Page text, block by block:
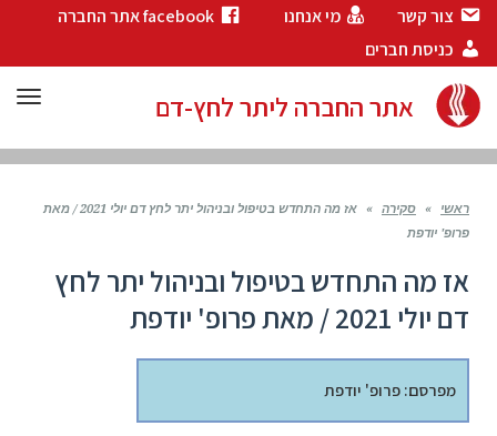
צור קשר
מי אנחנו
כניסת חברים
facebook אתר החברה
אתר החברה ליתר לחץ-דם
ראשי » סקירה »
אז מה התחדש בטיפול ובניהול יתר לחץ דם יולי 2021 / מאת
פרופ' יודפת
אז מה התחדש בטיפול ובניהול יתר לחץ
דם יולי 2021 / מאת פרופ' יודפת
מפרסם: פרופ' יודפת